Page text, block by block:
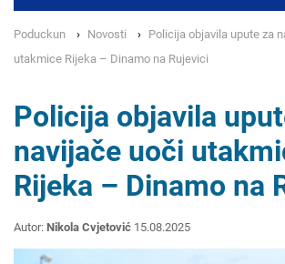
Poduckun Novosti
Policija objavila upute za
utakmice Rijeka – Dinamo na Rujevici
Policija objavila
navijače uoči
Rijeka – Dinamo na
Autor: Nikola Cvjetović 15.08.2025